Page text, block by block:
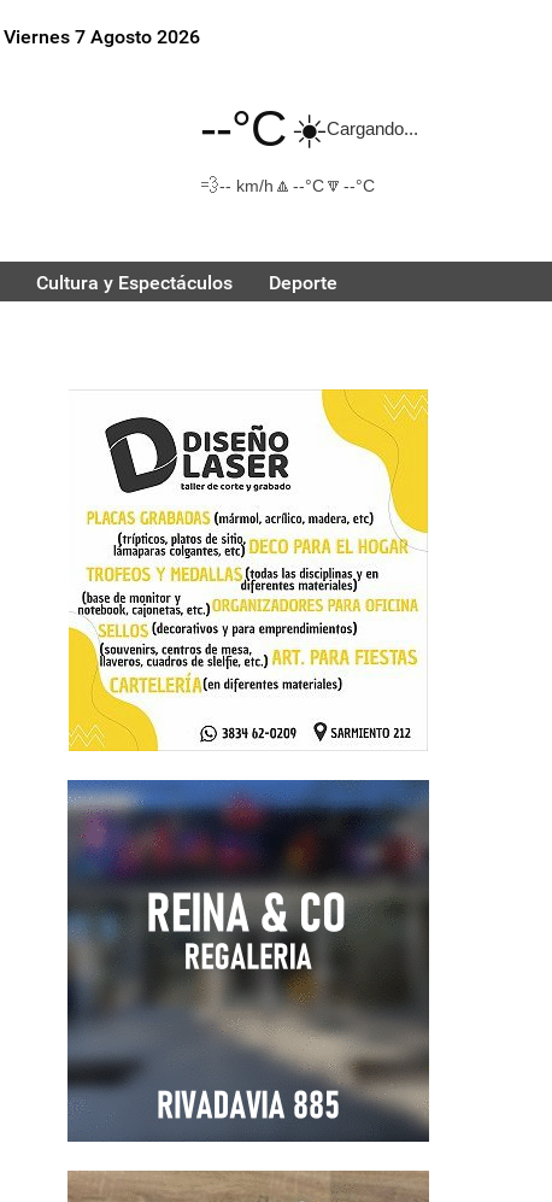
Viernes 7 Agosto 2026
--°C☀️Cargando...
💨-- km/h 🔼 --°C🔽 --°C
Cultura y Espectáculos Deporte